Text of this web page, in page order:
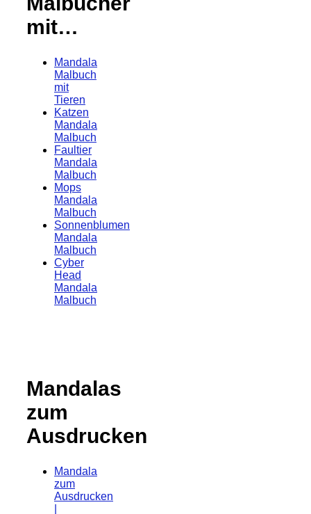
mit…
Mandala
Malbuch
mit
Tieren
Katzen
Mandala
Malbuch
Faultier
Mandala
Malbuch
Mops
Mandala
Malbuch
Sonnenblumen
Mandala
Malbuch
Cyber
Head
Mandala
Malbuch
Mandalas
zum
Ausdrucken
Mandala
zum
Ausdrucken